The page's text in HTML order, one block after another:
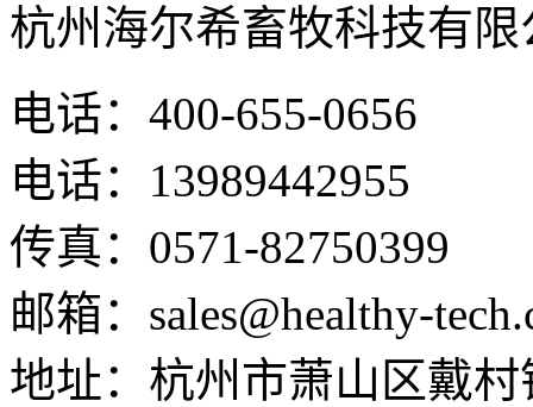
杭州海尔希畜牧科技有限
电话：400-655-0656
电话：13989442955
传真：0571-82750399
邮箱：sales@healthy-
地址：杭州市萧山区戴